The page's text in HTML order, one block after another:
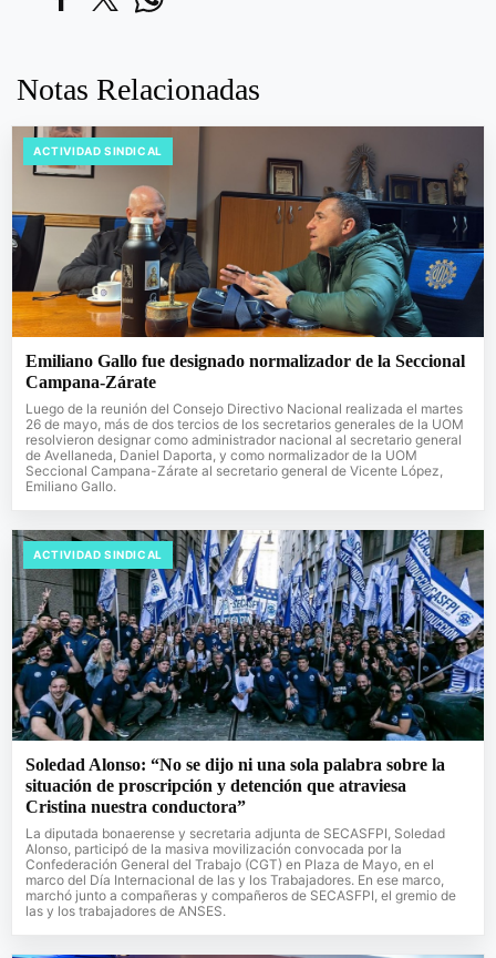
Notas Relacionadas
ACTIVIDAD SINDICAL
Emiliano Gallo fue designado normalizador de la Seccional
Campana-Zárate
Luego de la reunión del Consejo Directivo Nacional realizada el martes
26 de mayo, más de dos tercios de los secretarios generales de la UOM
resolvieron designar como administrador nacional al secretario general
de Avellaneda, Daniel Daporta, y como normalizador de la UOM
Seccional Campana-Zárate al secretario general de Vicente López,
Emiliano Gallo.
ACTIVIDAD SINDICAL
Soledad Alonso: “No se dijo ni una sola palabra sobre la
situación de proscripción y detención que atraviesa
Cristina nuestra conductora”
La diputada bonaerense y secretaria adjunta de SECASFPI, Soledad
Alonso, participó de la masiva movilización convocada por la
Confederación General del Trabajo (CGT) en Plaza de Mayo, en el
marco del Día Internacional de las y los Trabajadores. En ese marco,
marchó junto a compañeras y compañeros de SECASFPI, el gremio de
las y los trabajadores de ANSES.